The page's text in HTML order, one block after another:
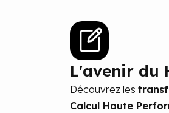
L'avenir du
Découvrez les
Calcul Haute